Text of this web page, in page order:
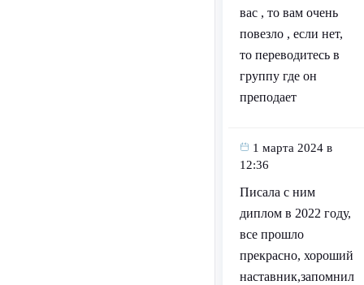
вас , то вам очень
повезло , если нет,
то переводитесь в
группу где он
преподает
1 марта 2024 в
12:36
Писала с ним
диплом в 2022 году,
все прошло
прекрасно, хороший
наставник,запомнил